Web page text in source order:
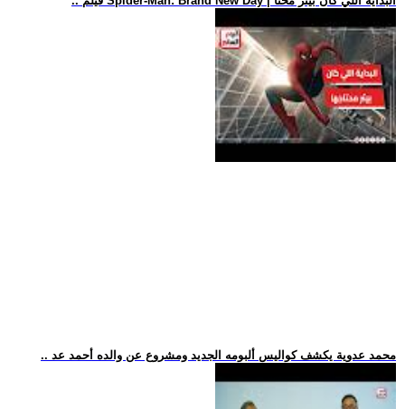
.. محمد عدوية يكشف كواليس ألبومه الجديد ومشروع عن والده أحمد عد